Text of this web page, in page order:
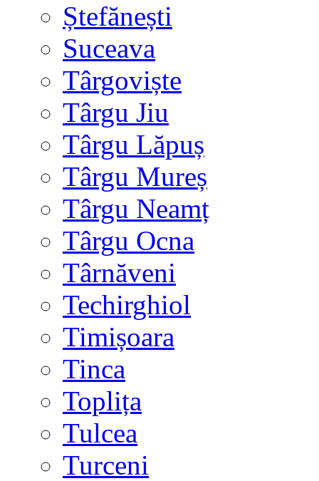
Ștefănești
Suceava
Târgoviște
Târgu Jiu
Târgu Lăpuș
Târgu Mureș
Târgu Neamț
Târgu Ocna
Târnăveni
Techirghiol
Timișoara
Tinca
Toplița
Tulcea
Turceni